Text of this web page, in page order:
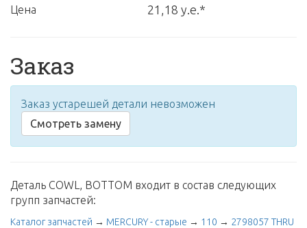
Цена
21,18 у.е.*
Заказ
Заказ устарешей детали невозможен
Смотреть замену
Деталь COWL, BOTTOM входит в состав следующих
групп запчастей:
Каталог запчастей → MERCURY - старые → 110 → 2798057 THRU